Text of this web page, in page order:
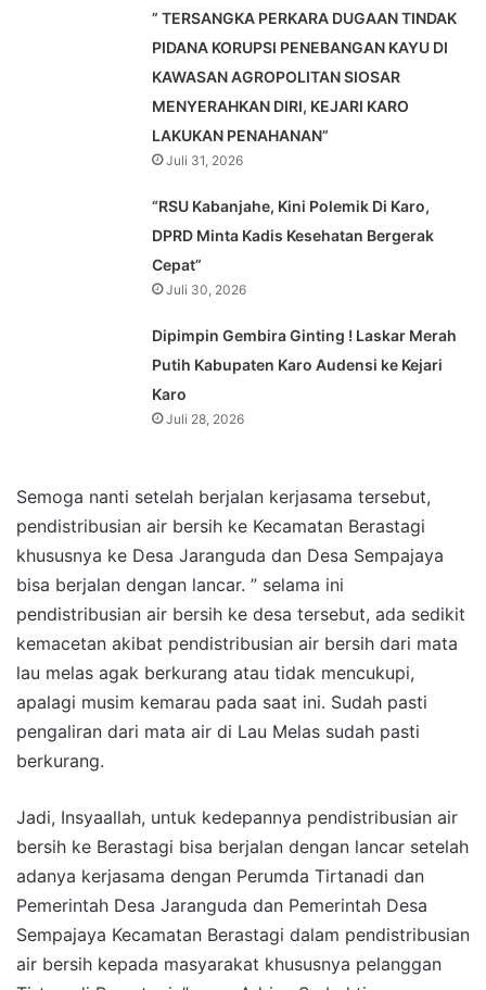
” TERSANGKA PERKARA DUGAAN TINDAK
PIDANA KORUPSI PENEBANGAN KAYU DI
KAWASAN AGROPOLITAN SIOSAR
MENYERAHKAN DIRI, KEJARI KARO
LAKUKAN PENAHANAN”
Juli 31, 2026
“RSU Kabanjahe, Kini Polemik Di Karo,
DPRD Minta Kadis Kesehatan Bergerak
Cepat”
Juli 30, 2026
Dipimpin Gembira Ginting ! Laskar Merah
Putih Kabupaten Karo Audensi ke Kejari
Karo
Juli 28, 2026
Semoga nanti setelah berjalan kerjasama tersebut,
pendistribusian air bersih ke Kecamatan Berastagi
khususnya ke Desa Jaranguda dan Desa Sempajaya
bisa berjalan dengan lancar. ” selama ini
pendistribusian air bersih ke desa tersebut, ada sedikit
kemacetan akibat pendistribusian air bersih dari mata
lau melas agak berkurang atau tidak mencukupi,
apalagi musim kemarau pada saat ini. Sudah pasti
pengaliran dari mata air di Lau Melas sudah pasti
berkurang.
Jadi, Insyaallah, untuk kedepannya pendistribusian air
bersih ke Berastagi bisa berjalan dengan lancar setelah
adanya kerjasama dengan Perumda Tirtanadi dan
Pemerintah Desa Jaranguda dan Pemerintah Desa
Sempajaya Kecamatan Berastagi dalam pendistribusian
air bersih kepada masyarakat khususnya pelanggan